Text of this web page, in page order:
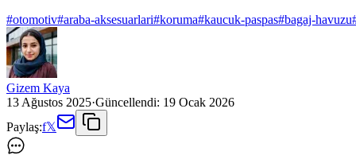
#otomotiv#araba-aksesuarlari#koruma#kaucuk-paspas#bagaj-havuzu
Gizem Kaya
13 Ağustos 2025·Güncellendi: 19 Ocak 2026
Paylaş:f𝕏